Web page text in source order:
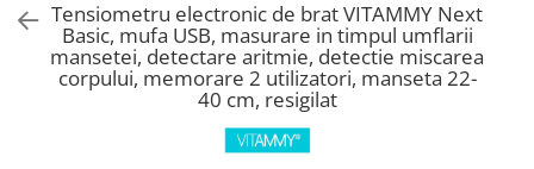
Accesorii
Tensiometre
Tensiometre mecanice
Tensiometru electronic de brat VITAMMY Next
Basic, mufa USB, masurare in timpul umflarii
mansetei, detectare aritmie, detectie miscarea
corpului, memorare 2 utilizatori, manseta 22-
40 cm, resigilat